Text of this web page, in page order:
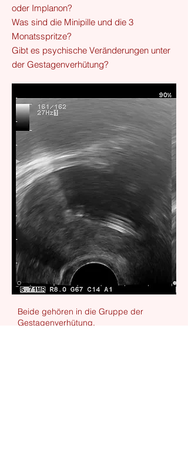
oder Implanon?
Was sind die Minipille und die 3
Monatsspritze?
Gibt es psychische Veränderungen unter
der Gestagenverhütung?
Beide gehören in die Gruppe der
Gestagenverhütung.